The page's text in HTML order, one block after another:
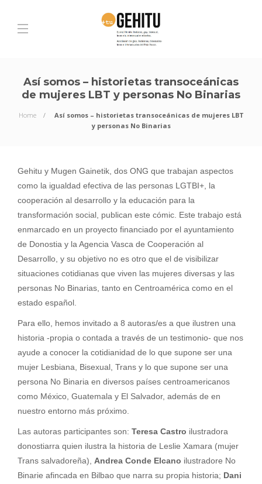
Así somos – historietas transoceánicas
de mujeres LBT y personas No Binarias
Home
Así somos – historietas transoceánicas de mujeres LBT
y personas No Binarias
Gehitu y Mugen Gainetik, dos ONG que trabajan aspectos
como la igualdad efectiva de las personas LGTBI+, la
cooperación al desarrollo y la educación para la
transformación social, publican este cómic. Este trabajo está
enmarcado en un proyecto financiado por el ayuntamiento
de Donostia y la Agencia Vasca de Cooperación al
Desarrollo, y su objetivo no es otro que el de visibilizar
situaciones cotidianas que viven las mujeres diversas y las
personas No Binarias, tanto en Centroamérica como en el
estado español.
Para ello, hemos invitado a 8 autoras/es a que ilustren una
historia -propia o contada a través de un testimonio- que nos
ayude a conocer la cotidianidad de lo que supone ser una
mujer Lesbiana, Bisexual, Trans y lo que supone ser una
persona No Binaria en diversos países centroamericanos
como México, Guatemala y El Salvador, además de en
nuestro entorno más próximo.
Las autoras participantes son: Teresa Castro ilustradora
donostiarra quien ilustra la historia de Leslie Xamara (mujer
Trans salvadoreña), Andrea Conde Elcano ilustradore No
Binarie afincada en Bilbao que narra su propia historia; Dani